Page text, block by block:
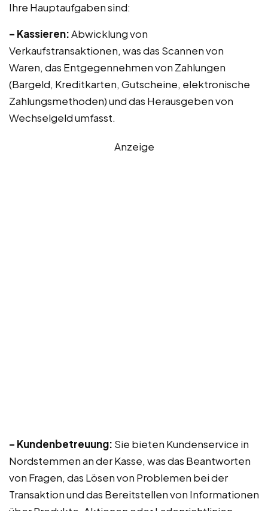
Ihre Hauptaufgaben sind:
– Kassieren:Abwicklung von
Verkaufstransaktionen, was das Scannen von
Waren, das Entgegennehmen von Zahlungen
(Bargeld, Kreditkarten, Gutscheine, elektronische
Zahlungsmethoden) und das Herausgeben von
Wechselgeld umfasst.
Anzeige
– Kundenbetreuung: Sie bieten Kundenservice in
Nordstemmen an der Kasse, was das Beantworten
von Fragen, das Lösen von Problemen bei der
Transaktion und das Bereitstellen von Informationen